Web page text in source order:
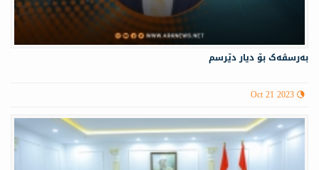
بەرسڤەک بۆ دیار دێرسم
Oct 21 2023